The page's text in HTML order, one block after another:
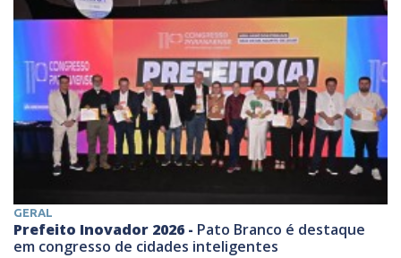
GERAL
Prefeito Inovador 2026 - Pato Branco é destaque
em congresso de cidades inteligentes